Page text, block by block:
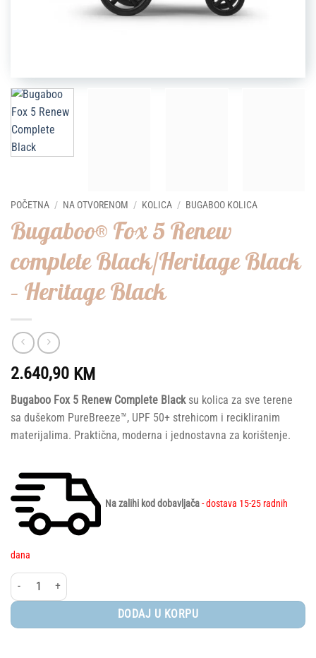
POČETNA / NA OTVORENOM / KOLICA / BUGABOO KOLICA
Bugaboo® Fox 5 Renew
complete Black/Heritage Black
– Heritage Black
2.640,90 KM
Bugaboo Fox 5 Renew Complete Blacksu kolica za sve terene
sa dušekom PureBreeze™, UPF 50+ strehicom i recikliranim
materijalima. Praktična, moderna i jednostavna za korištenje.
Na zalihi kod dobavljača- dostava 15-25 radnih
dana
Bugaboo® Fox 5 Renew complete Black/Heritage Black - Heritage Black
DODAJ U KORPU